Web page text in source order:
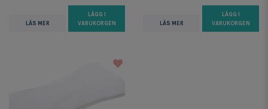
LÄS MER
LÄGG I
VARUKORGEN
LÄS MER
LÄGG I
VARUKORGEN